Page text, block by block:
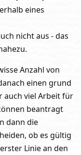
eines
nicht aus - das
Anzahl von
einen grund
auch viel Arbeit für
beantragt
dann die
ob es gültig
Linie an den